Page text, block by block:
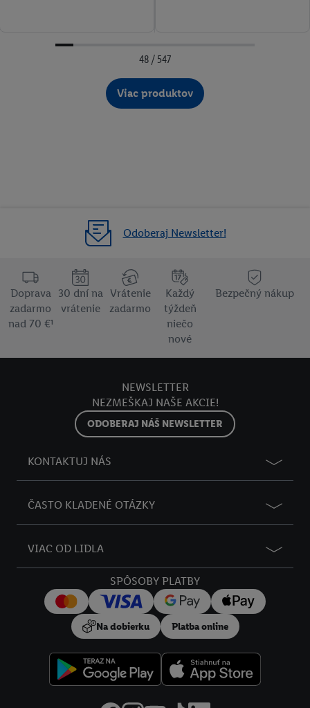
48 / 547
Viac produktov
Odoberaj Newsletter!
Doprava
zadarmo
nad 70 €¹
30 dní na
vrátenie
Vrátenie
zadarmo
Každý
týždeň
niečo
nové
Bezpečný nákup
NEWSLETTER
NEZMEŠKAJ NAŠE AKCIE!
ODOBERAJ NÁŠ NEWSLETTER
KONTAKTUJ NÁS
ČASTO KLADENÉ OTÁZKY
VIAC OD LIDLA
SPÔSOBY PLATBY
Na dobierku Platba online